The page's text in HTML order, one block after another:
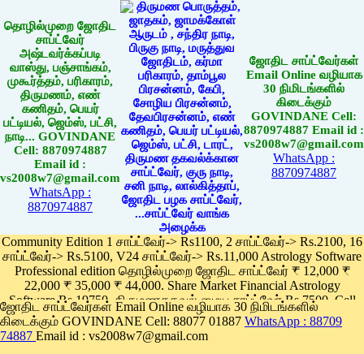
தொழில்முறை ஜோதிட
சாப்ட்வேர்
அஷ்டவர்க்கப்படி
வாஸ்து, பஞ்சாங்கம்,
முகூர்த்தம், பரிகாரம்,
திருமணம், எண்
கணிதம், பெயர்
பட்டியல், ஜெம்ஸ், பட்சி,
நாடி... GOVINDANE
Cell: 8870974887
Email id :
vs2008w7@gmail.com
WhatsApp :
8870974887
ஜோதிட சாப்ட்வேர்கள்
Email Online வழியாக
30 நிமிடங்களில்
கிடைக்கும்
GOVINDANE Cell:
8870974887 Email id :
vs2008w7@gmail.com
WhatsApp :
8870974887
Community Edition 1 சாப்ட்வேர்-> Rs1100, 2 சாப்ட்வேர்-> Rs.2100, 16
சாப்ட்வேர்-> Rs.5100, V24 சாப்ட்வேர்-> Rs.11,000 Astrology Software
Professional edition தொழில்முறை ஜோதிட சாப்ட்வேர் ₹ 12,000 ₹
22,000 ₹ 35,000 ₹ 44,000. Share Market Financial Astrology
Software Rs.19750, திருமணதகவல் மைய சாப்ட்வேர் Rs.7500, Cell
Phone App Rs. 1100
Pay online
ஜோதிட சாப்ட்வேர்கள் Email Online வழியாக 30 நிமிடங்களில்
கிடைக்கும் GOVINDANE Cell: 88077 01887 WhatsApp : 88709
74887 Email id : vs2008w7@gmail.com